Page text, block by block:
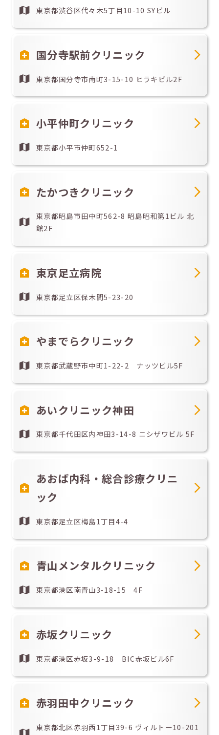
東京都渋谷区代々木5丁目10-10 SYビル
国分寺駅前クリニック
東京都国分寺市南町3-15-10 ヒラキビル2F
小平仲町クリニック
東京都小平市仲町652-1
たかつきクリニック
東京都昭島市田中町562-8 昭島昭和第1ビル 北
館2F
東京足立病院
東京都足立区保木間5-23-20
やまでらクリニック
東京都武蔵野市中町1-22-2 ナッツビル5F
あいクリニック神田
東京都千代田区内神田3-14-8 ニシザワビル 5F
あおば内科・総合診療クリニ
ック
東京都足立区梅島1丁目4-4
青山メンタルクリニック
東京都港区南青山3-18-15 4F
赤坂クリニック
東京都港区赤坂3-9-18 BIC赤坂ビル6F
赤羽田中クリニック
東京都北区赤羽西1丁目39-6 ヴィルトー10-201